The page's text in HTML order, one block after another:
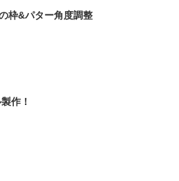
枠&パター角度調整
作！